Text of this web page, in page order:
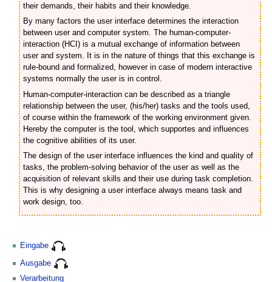
their demands, their habits and their knowledge.
By many factors the user interface determines the interaction
between user and computer system. The human-computer-
interaction (HCI) is a mutual exchange of information between
user and system. It is in the nature of things that this exchange is
rule-bound and formalized, however in case of modern interactive
systems normally the user is in control.
Human-computer-interaction can be described as a triangle
relationship between the user, (his/her) tasks and the tools used,
of course within the framework of the working environment given.
Hereby the computer is the tool, which supportes and influences
the cognitive abilities of its user.
The design of the user interface influences the kind and quality of
tasks, the problem-solving behavior of the user as well as the
acquisition of relevant skills and their use during task completion.
This is why designing a user interface always means task and
work design, too.
Eingabe
Ausgabe
Verarbeitung